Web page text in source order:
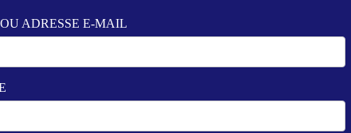
ADRESSE E-MAIL